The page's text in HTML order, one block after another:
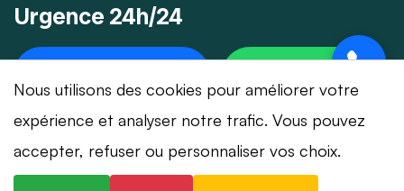
Urgence 24h/24
© 2026 Dépannage-Serrurier.ch - Tous droits
Nous utilisons des cookies pour améliorer votre
expérience et analyser notre trafic. Vous pouvez
accepter, refuser ou personnaliser vos choix.